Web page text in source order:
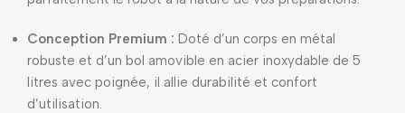
Conception Premium : Doté d’un corps en métal
robuste et d’un bol amovible en acier inoxydable de 5
litres avec poignée, il allie durabilité et confort
d’utilisation.